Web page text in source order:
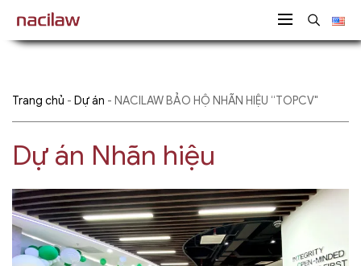
Trang chủ - Dự án - NACILAW BẢO HỘ NHÃN HIỆU “TOPCV"
Dự án Nhãn hiệu